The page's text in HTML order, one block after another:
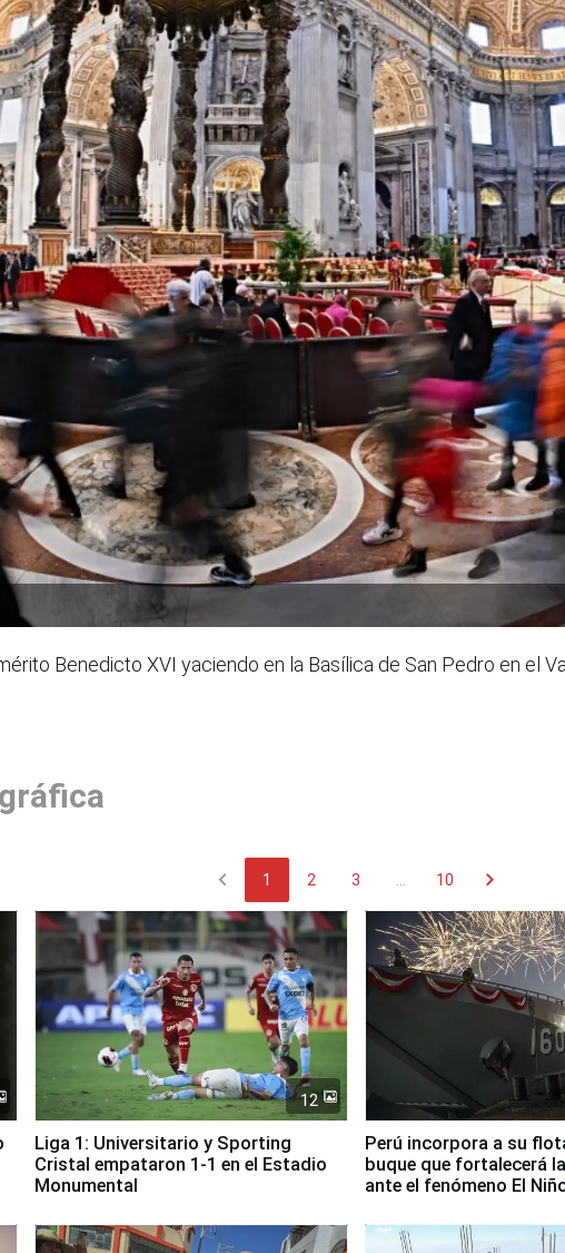
Benedicto XVI yaciendo en la Basílica de San Pedro en el
chevron_left 1 2 3 10 chevron_right
12
Liga 1: Universitario y Sporting
Cristal empataron 1-1 en el Estadio
Monumental
Perú incorpora a su
buque que fortalecerá
ante el fenómeno El